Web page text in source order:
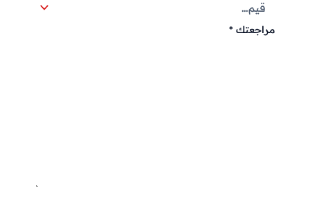
مراجعتك *